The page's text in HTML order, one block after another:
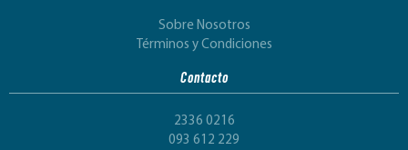
Sobre Nosotros
Términos y Condiciones
Contacto
2336 0216
093 612 229